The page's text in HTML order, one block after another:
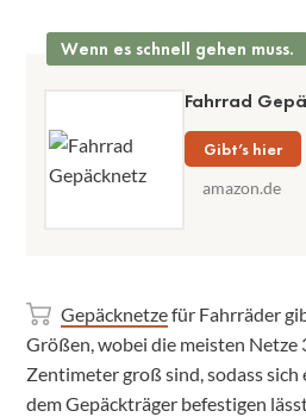
Wenn es schnell gehen muss.
Fahrrad
Gibt’s hier
amazon.de
Gepäcknetzefür Fahrräder
Größen, wobei die meisten Netze
Zentimeter groß sind, sodass
dem Gepäckträger befestigen